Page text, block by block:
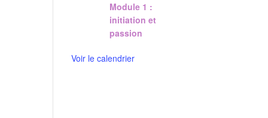
Module 1 :
initiation et
passion
Voir le calendrier